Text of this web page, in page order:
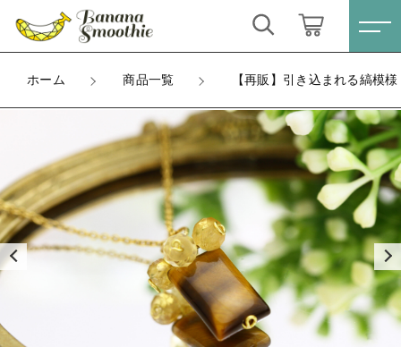
ホーム 商品一覧 【再販】引き込まれる縞模
カートに商品を追加しました
【再販】引き込まれる縞模様 レクタングル タイガ
ーアイ × シトリン 14kgf ネックレス
金具
ラッピング
ネックレスチェーン長さ
数量
（税込）
ログイン / 会員登録
お気に入り
すべての商品
すべて
ピアス
ネックレス
イヤリング
ブレスレット
キーワード検索
こだわり検索
親カテゴリ